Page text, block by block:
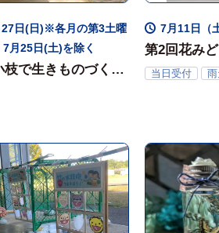
日(日)※各月の第3土曜
月25日(土)を除く
で生きものづく
7月11日（
第2回花み
当日受付